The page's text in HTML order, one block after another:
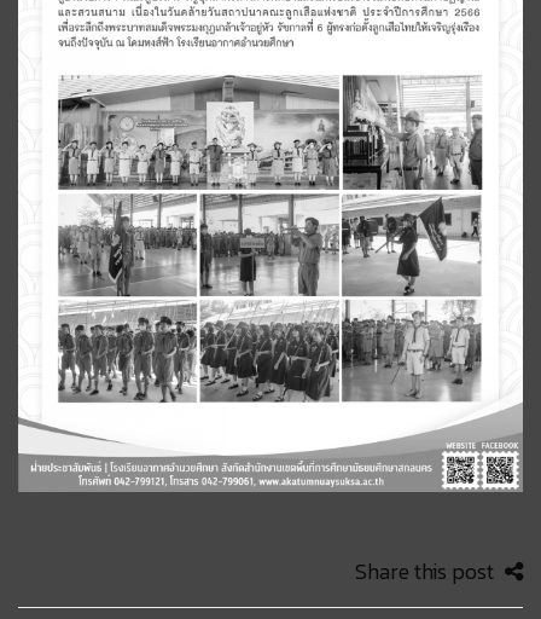
Share this post